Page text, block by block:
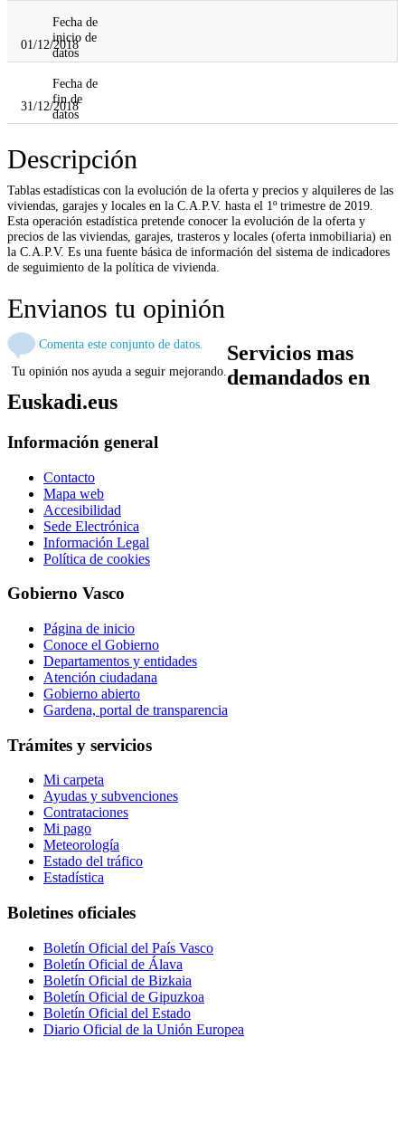
Fecha de
inicio de
datos
01/12/2018
Fecha de
fin de
datos
31/12/2018
Descripción
Tablas estadísticas con la evolución de la oferta y precios y alquileres de las
viviendas, garajes y locales en la C.A.P.V. hasta el 1º trimestre de 2019.
Esta operación estadística pretende conocer la evolución de la oferta y
precios de las viviendas, garajes, trasteros y locales (oferta inmobiliaria) en
la C.A.P.V. Es una fuente básica de información del sistema de indicadores
de seguimiento de la política de vivienda.
Envianos tu opinión
Comenta este conjunto de datos.
Tu opinión nos ayuda a seguir mejorando.
Servicios mas
demandados en
Euskadi.eus
Información general
Contacto
Mapa web
Accesibilidad
Sede Electrónica
Información Legal
Política de cookies
Gobierno Vasco
Página de inicio
Conoce el Gobierno
Departamentos y entidades
Atención ciudadana
Gobierno abierto
Gardena, portal de transparencia
Trámites y servicios
Mi carpeta
Ayudas y subvenciones
Contrataciones
Mi pago
Meteorología
Estado del tráfico
Estadística
Boletines oficiales
Boletín Oficial del País Vasco
Boletín Oficial de Álava
Boletín Oficial de Bizkaia
Boletín Oficial de Gipuzkoa
Boletín Oficial del Estado
Diario Oficial de la Unión Europea